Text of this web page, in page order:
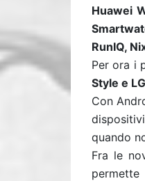
Huawei
RunIQ,
Per ora i
Style e
Con
quando
Fra le